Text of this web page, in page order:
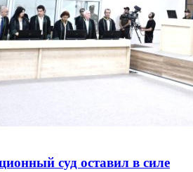
суд оставил в силе